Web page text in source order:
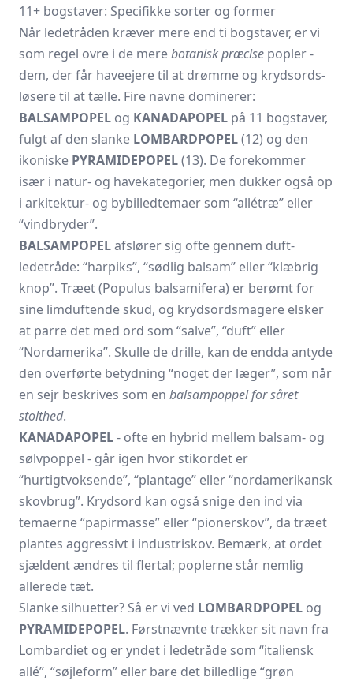
11+ bogstaver: Specifikke sorter og former
Når ledetråden kræver mere end ti bogstaver, er vi
som regel ovre i de merebotanisk præcise popler -
dem, der får haveejere til at drømme og krydsords­
løsere til at tælle. Fire navne dominerer:
BALSAMPOPEL og KANADAPOPEL på 11 bogstaver,
fulgt af den slanke LOMBARDPOPEL(12) og den
ikoniske PYRAMIDEPOPEL(13). De forekommer
især i natur- og havekategorier, men dukker også op
i arkitektur- og bybilledtemaer som “allétræ” eller
“vindbryder”.
BALSAMPOPELafslører sig ofte gennem duft-
ledetråde: “harpiks”, “sødlig balsam” eller “klæbrig
knop”. Træet (Populus balsamifera) er berømt for
sine limduftende skud, og krydsordsmagere elsker
at parre det med ord som “salve”, “duft” eller
“Nordamerika”. Skulle de drille, kan de endda antyde
den overførte betydning “noget der læger”, som når
en sejr beskrives som en balsam­poppel for såret
stolthed.
KANADAPOPEL- ofte en hybrid mellem balsam- og
sølvpoppel - går igen hvor stikordet er
“hurtigtvoksende”, “plantage” eller “nord­amerikansk
skovbrug”. Krydsord kan også snige den ind via
temaerne “papir­masse” eller “pionerskov”, da træet
plantes aggressivt i industriskov. Bemærk, at ordet
sjældent ændres til flertal; poplerne står nemlig
allerede tæt.
Slanke silhuetter? Så er vi ved LOMBARDPOPEL og
PYRAMIDEPOPEL. Førstnævnte trækker sit navn fra
Lombardiet og er yndet i ledetråde som “italiensk
allé”, “søjleform” eller bare det billedlige “grøn